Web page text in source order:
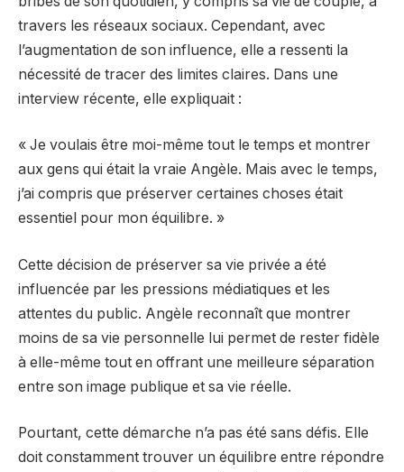
travers les réseaux sociaux. Cependant, avec
l’augmentation de son influence, elle a ressenti la
nécessité de tracer des limites claires. Dans une
interview récente, elle expliquait :
« Je voulais être moi-même tout le temps et montrer
aux gens qui était la vraie Angèle. Mais avec le temps,
j’ai compris que préserver certaines choses était
essentiel pour mon équilibre. »
Cette décision de préserver sa vie privée a été
influencée par les pressions médiatiques et les
attentes du public. Angèle reconnaît que montrer
moins de sa vie personnelle lui permet de rester fidèle
à elle-même tout en offrant une meilleure séparation
entre son image publique et sa vie réelle.
Pourtant, cette démarche n’a pas été sans défis. Elle
doit constamment trouver un équilibre entre répondre